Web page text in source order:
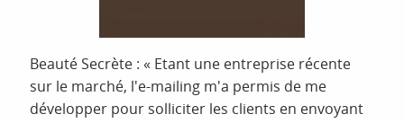
Beauté Secrète : « Etant une entreprise récente
sur le marché, l'e-mailing m'a permis de me
développer pour solliciter les clients en envoyant